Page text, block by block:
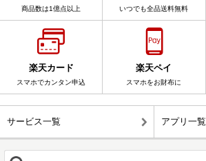
商品数は1億点以上 いつでも全品送料無料
楽天カード
スマホでカンタン申込
楽天ペイ
スマホをお財布に
サービス一覧 アプリ一覧